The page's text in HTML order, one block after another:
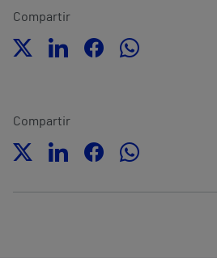
Compartir
Compartir